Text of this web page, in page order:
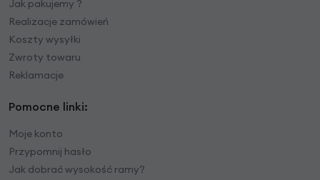
Jak pakujemy ?
Realizacje zamówień
Koszty wysyłki
Zwroty towaru
Reklamacje
Pomocne linki:
Moje konto
Przypomnij hasło
Jak dobrać wysokość ramy?